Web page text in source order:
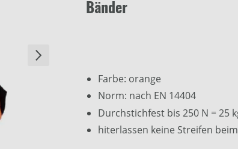
Bänder
Farbe: orange
Norm: nach EN 14404
Durchstichfest bis 250 N = 25
hiterlassen keine Streifen